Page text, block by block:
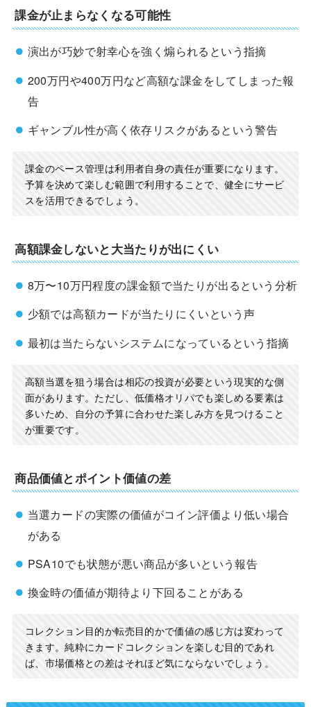
課金が止まらなくなる可能性
演出が巧妙で射幸心を強く煽られるという指摘
200万円や400万円など高額な課金をしてしまった報
告
ギャンブル性が高く依存リスクがあるという警告
課金のペース管理は利用者自身の責任が重要になります。
予算を決めて楽しむ範囲で利用することで、健全にサービ
スを活用できるでしょう。
高額課金しないと大当たりが出にくい
8万〜10万円程度の課金額で当たりが出るという分析
少額では高額カードが当たりにくいという声
最初は当たらないシステムになっているという指摘
高額当選を狙う場合は相応の投資が必要という現実的な側
面があります。ただし、低価格オリパでも楽しめる要素は
多いため、自分の予算に合わせた楽しみ方を見つけること
が重要です。
商品価値とポイント価値の差
当選カードの実際の価値がコイン評価より低い場合
がある
PSA10でも状態が悪い商品が多いという報告
換金時の価値が期待より下回ることがある
コレクション目的か転売目的かで価値の感じ方は変わって
きます。純粋にカードコレクションを楽しむ目的であれ
ば、市場価格との差はそれほど気にならないでしょう。